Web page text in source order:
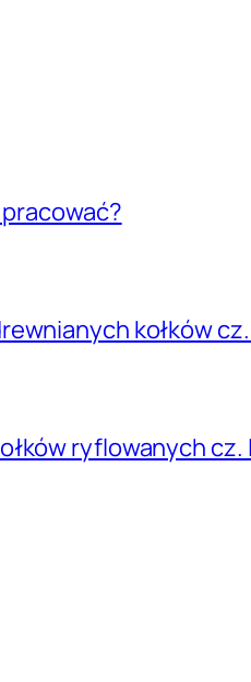
kołków cz.
ryflowanych cz.